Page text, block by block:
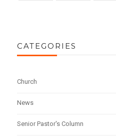
CATEGORIES
Church
News
Senior Pastor's Column